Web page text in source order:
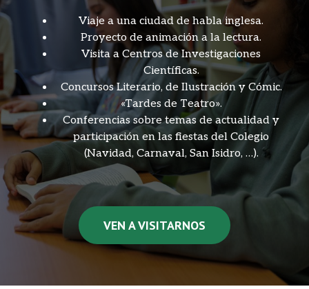
Viaje a una ciudad de habla inglesa.
Proyecto de animación a la lectura.
Visita a Centros de Investigaciones
Científicas.
Concursos Literario, de Ilustración y Cómic.
«Tardes de Teatro».
Conferencias sobre temas de actualidad y
participación en las fiestas del Colegio
(Navidad, Carnaval, San Isidro, …).
VEN A VISITARNOS